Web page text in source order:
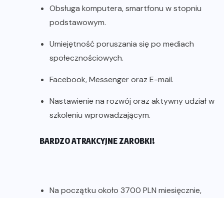
Obsługa komputera, smartfonu w stopniu
podstawowym.
Umiejętność poruszania się po mediach
społecznościowych.
Facebook, Messenger oraz E-mail.
Nastawienie na rozwój oraz aktywny udział w
szkoleniu wprowadzającym.
BARDZO ATRAKCYJNE ZAROBKI!
Na początku około 3700 PLN miesięcznie,